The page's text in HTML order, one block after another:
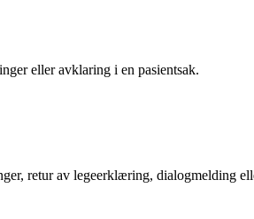
eller avklaring i en pasientsak.
retur av legeerklæring, dialogmelding